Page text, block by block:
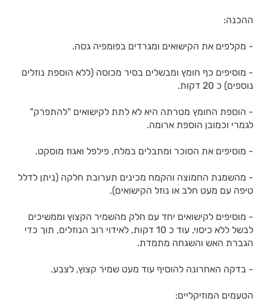
ההכנה:
- מקלפים את הקישואים ומגרדים בפומפיה גסה.
- מוסיפים כף חומץ ומבשלים בסיר מכוסה (ללא הוספת נוזלים
נוספים) כ 20 דקות.
- הוספת החומץ מטרתה היא לא לתת לקישואים "להתפרק"
לגמרי וכמובן הוספת ארומה.
- מוסיפים את הסוכר ומתבלים במלח, פילפל ואגוז מוסקט.
- מהשמנת החמוצה והקמח מכינים תערובת חלקה (ניתן לדלל
טיפה עם מעט חלב או נוזל הקישואים).
- מוסיפים לקישואים יחד עם חלק מהשמיר הקצוץ וממשיכים
לבשל ללא כיסוי, עוד כ 10 דקות, לאידוי רוב הנוזלים, תוך כדי
הגברת האש והשגחה מתמדת.
- בדקה האחרונה להוסיף עוד מעט שמיר קצוץ, לצבע.
הטעמים המוזיקליים: